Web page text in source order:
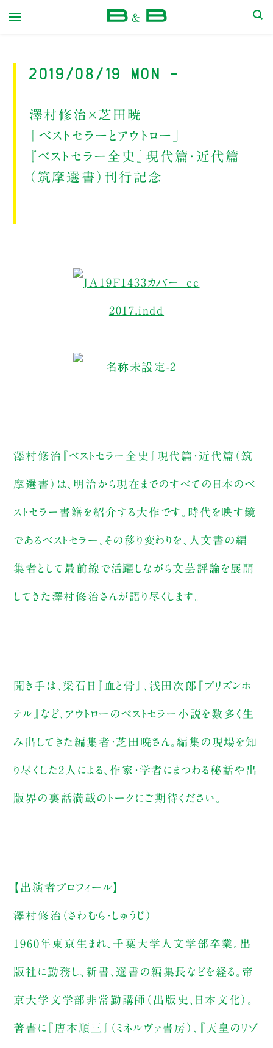
2019/08/19 Mon -
澤村修治×芝田暁
「ベストセラーとアウトロー」
『ベストセラー全史』現代篇・近代篇
（筑摩選書）刊行記念
澤村修治『ベストセラー全史』現代篇・近代篇（筑
摩選書）は、明治から現在までのすべての日本のベ
ストセラー書籍を紹介する大作です。時代を映す鏡
であるベストセラー。その移り変わりを、人文書の編
集者として最前線で活躍しながら文芸評論を展開
してきた澤村修治さんが語り尽くします。
聞き手は、梁石日『血と骨』、浅田次郎『プリズンホ
テル』など、アウトローのベストセラー小説を数多く生
み出してきた編集者・芝田暁さん。編集の現場を知
り尽くした2人による、作家・学者にまつわる秘話や出
版界の裏話満載のトークにご期待ください。
【出演者プロフィール】
澤村修治（さわむら・しゅうじ）
1960年東京生まれ、千葉大学人文学部卒業。出
版社に勤務し、新書、選書の編集長などを経る。帝
京大学文学部非常勤講師（出版史、日本文化）。
著書に『唐木順三』（ミネルヴァ書房）、『天皇のリゾ